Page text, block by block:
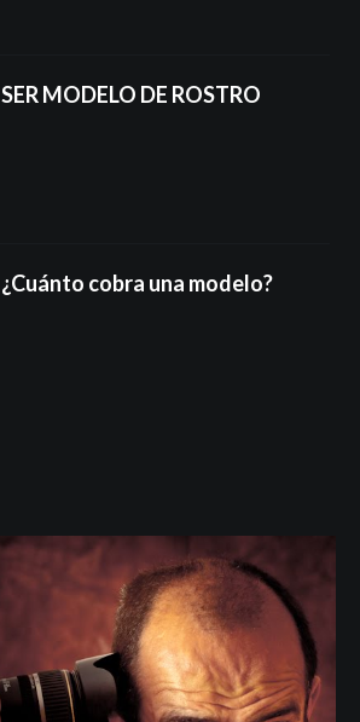
SER MODELO DE ROSTRO
¿Cuánto cobra una modelo?